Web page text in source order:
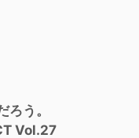
ろう。
Vol.27